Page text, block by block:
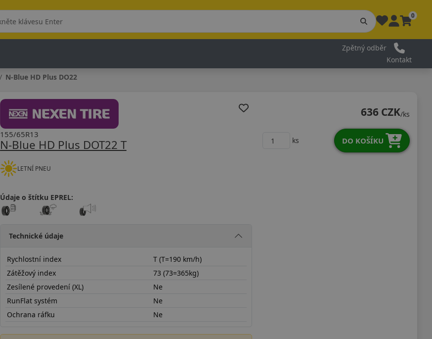
0
Zpětný odběr
Kontakt
N-Blue HD Plus DO22
N-Blue HD Plus DOT22 T
155/65R13
LETNÍ PNEU
Údaje o štítku EPREL:
Technické údaje
Rychlostní index
T (T=190 km/h)
Zátěžový index
73 (73=365kg)
Zesílené provedení (XL)
Ne
RunFlat systém
Ne
Ochrana ráfku
Ne
636 CZK/ks
ks DO KOŠÍKU